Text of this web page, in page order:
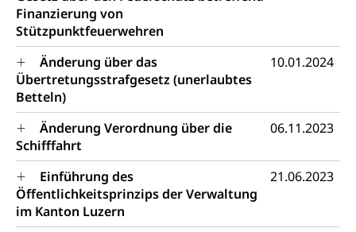
Finanzierung von
Stützpunktfeuerwehren
Änderung über das
Übertretungsstrafgesetz (unerlaubtes
Betteln)
10.01.2024
Änderung Verordnung über die
Schifffahrt
06.11.2023
Einführung des
Öffentlichkeitsprinzips der Verwaltung
im Kanton Luzern
21.06.2023
Gleichstellung aller Geschlechter und
Lebensformen
Gleichstellung Menschen mit
Behinderungen
Zivilverfahren
Zivilrecht, Zivilrechtspflege, Gerichtsverfahren
Bezirksgerichte: Aufgaben und Verfahren
Betreibung und Konkurs
Bankrott, Schulden, Zahlungsunfähigkeit, Pfändung
Schulden (gruezi.lu.ch)
Betreibungsämter
Betreibungsverfahren
Demokratie
Regierungsform, Stimm- und Wahlrecht,
Stimmrecht, Abstimmungen, Wahlen, politische
Parteien, Grundfreiheiten, Pluralismus
Kantonale Steuern